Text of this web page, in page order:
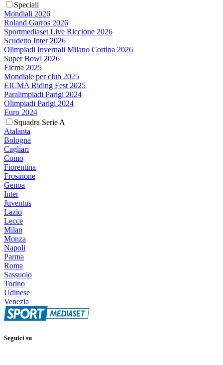
Speciali
Mondiali 2026
Roland Garros 2026
Sportmediaset Live Riccione 2026
Scudetto Inter 2026
Olimpiadi Invernali Milano Cortina 2026
Super Bowl 2026
Eicma 2025
Mondiale per club 2025
EICMA Riding Fest 2025
Paralimpiadi Parigi 2024
Olimpiadi Parigi 2024
Euro 2024
Squadra Serie A
Atalanta
Bologna
Cagliari
Como
Fiorentina
Frosinone
Genoa
Inter
Juventus
Lazio
Lecce
Milan
Monza
Napoli
Parma
Roma
Sassuolo
Torino
Udinese
Venezia
Seguici su